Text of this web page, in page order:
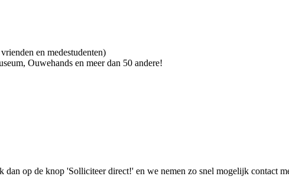
en medestudenten)
Ouwehands en meer dan 50 andere!
op de knop 'Solliciteer direct!' en we nemen zo snel mogelijk contact